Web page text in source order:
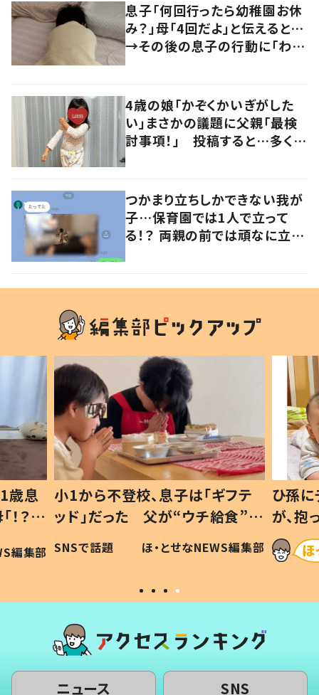
息子「何回行ったら幼稚園お休
み？」母「4回だよ」と伝えると…
→その後の息子の行動に「わか
4歳の娘「かぞくかいぎがした
い」まさかの議題に父親「最検
討事項！」 投稿すると…多くの
つかまり立ちしかできない我が
子…保育園では1人で立って
る！？ 両親の前では頑なに立た
歳息
？」
編集部
小1から不登校、息子は「ギフテ
ッド」だった 父が“ウチ給食”を
作り続ける理由とは #令和の親
#令和の子
SNSで話題 ほ・とせなNEWS編集部
ひ孫
が、
「涙が
い」
ニュース SNS